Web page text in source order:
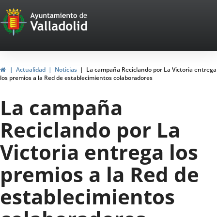
Portal
Web
del
Ayuntamiento
de
Valladolid
HomeActualidad Noticias
La campaña Reciclando por La Victoria entrega
los premios a la Red de establecimientos colaboradores
La campaña
Reciclando por La
Victoria entrega los
premios a la Red de
establecimientos